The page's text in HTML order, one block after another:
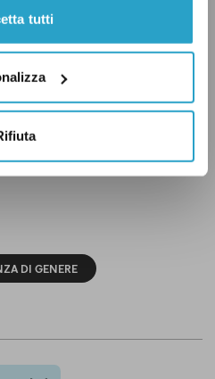
tutti
ai sostenitori.
riservate,
DI GENERE